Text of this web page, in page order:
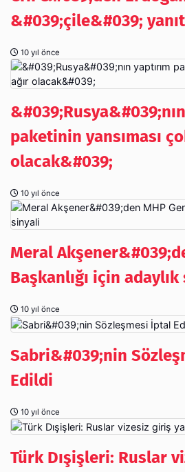
&#039;çile&#039;
10 yıl önce
paketinin yansıması
olacak&#039;
10 yıl önce
Meral
Başkanlığı için
10 yıl önce
Sabri&#039;nin
Edildi
10 yıl önce
Türk Dışişleri: Ruslar